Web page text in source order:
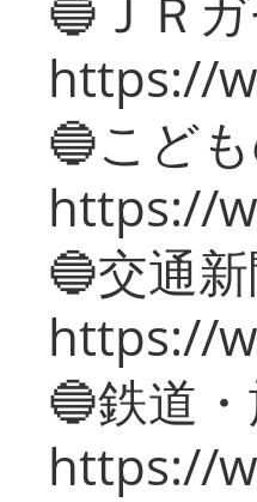
https://
🔵こど
https://
🔵交通
https://
🔵鉄道
https://